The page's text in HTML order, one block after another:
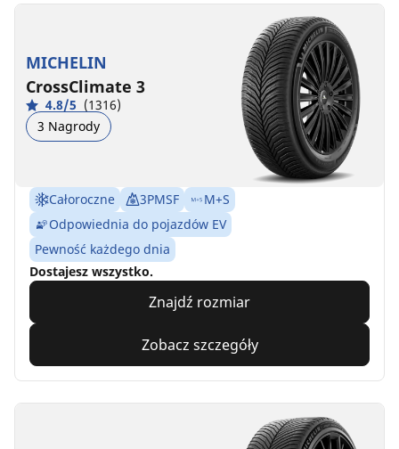
MICHELIN
CrossClimate 3
4.8/5 (1316)
3 Nagrody
Całoroczne 3PMSF
M+S
Odpowiednia do pojazdów EV
Pewność każdego dnia
Dostajesz wszystko.
Znajdź rozmiar
Zobacz szczegóły